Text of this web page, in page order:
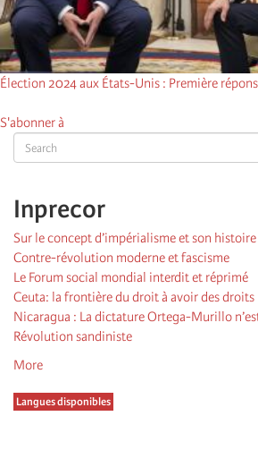
Search
Inprecor
Sur le concept d’impérialisme et son histoire
Contre-révolution moderne et fascisme
Le Forum social mondial interdit et réprimé
Ceuta: la frontière du droit à avoir des droits
Nicaragua : La dictature Ortega-Murillo
Révolution sandiniste
More
Langues disponibles
Élection 2024 aux États-Unis : Première
S'abonner à